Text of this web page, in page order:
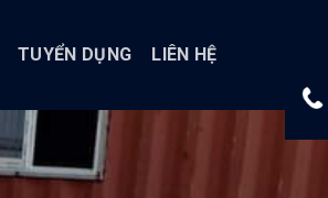
TUYỂN DỤNG LIÊN HỆ